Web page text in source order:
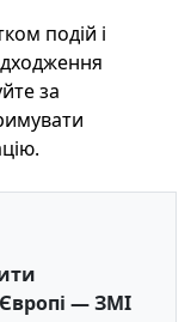
подій і
за
— ЗМІ